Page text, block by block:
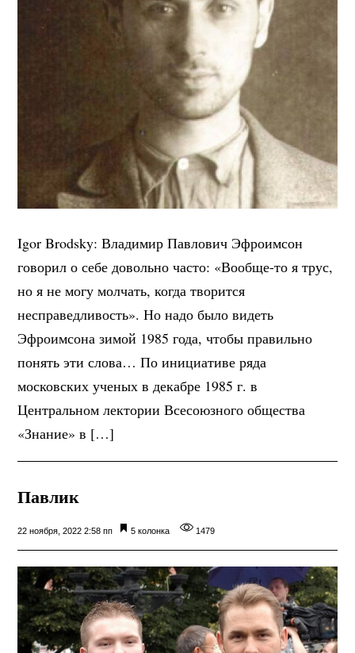
Igor Brodsky: Владимир Павлович Эфроимсон
говорил о себе довольно часто: «Вообще-то я трус,
но я не могу молчать, когда творится
несправедливость». Но надо было видеть
Эфроимсона зимой 1985 года, чтобы правильно
понять эти слова… По инициативе ряда
московских ученых в декабре 1985 г. в
Центральном лектории Всесоюзного общества
«Знание» в […]
Павлик
22 ноября, 2022 2:58 пп 5 колонка 1479